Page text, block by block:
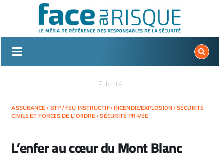
Publicité
ASSURANCE / BTP/FEU INSTRUCTIF/INCENDIE/EXPLOSION/SÉCURITÉ
CIVILE ET FORCES DE L'ORDRE /SÉCURITÉ PRIVÉE
L’enfer au cœur du Mont Blanc